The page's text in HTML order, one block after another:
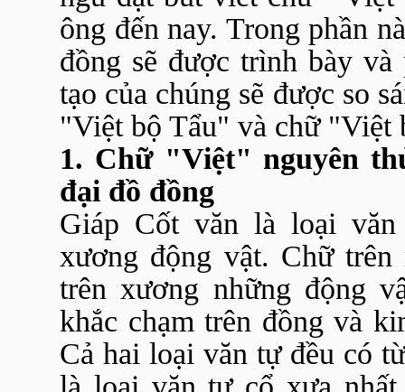
ông đến nay. Trong phần
đồng sẽ được trình bày
tạo của chúng sẽ được so
"Việt bộ Tẩu" và chữ "Việt
1. Chữ "Việt" nguyên
đại đồ đồng
Giáp Cốt văn là loại
xương động vật. Chữ
trên xương những động
khắc chạm trên đồng và
Cả hai loại văn tự đều có